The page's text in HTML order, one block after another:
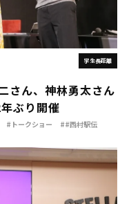
学生長距離
さん、神林勇太さん
ぶり開催
#トークショー ##西村駅伝